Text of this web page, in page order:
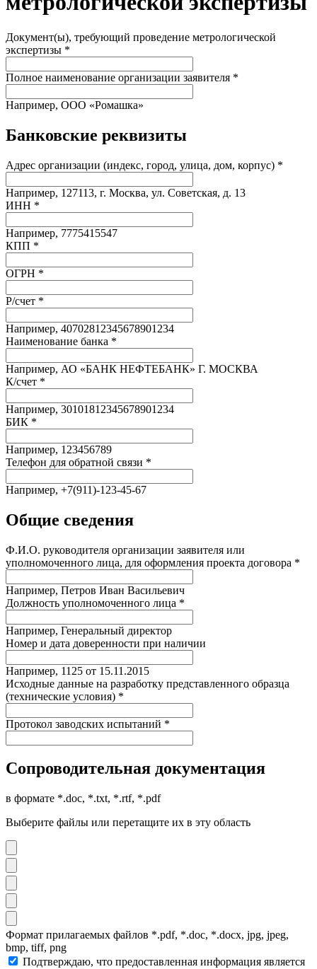
Документ(ы), требующий проведение метрологической
экспертизы *
Полное наименование организации заявителя *
Например, ООО «Ромашка»
Банковские реквизиты
Адрес организации (индекс, город, улица, дом, корпус) *
Например, 127113, г. Москва, ул. Советская, д. 13
ИНН *
Например, 7775415547
КПП *
ОГРН *
Р/счет *
Например, 40702812345678901234
Наименование банка *
Например, АО «БАНК НЕФТЕБАНК» Г. МОСКВА
К/счет *
Например, 30101812345678901234
БИК *
Например, 123456789
Телефон для обратной связи *
Например, +7(911)-123-45-67
Общие сведения
Ф.И.О. руководителя организации заявителя или
уполномоченного лица, для оформления проекта договора *
Например, Петров Иван Васильевич
Должность уполномоченного лица *
Например, Генеральный директор
Номер и дата доверенности при наличии
Например, 1125 от 15.11.2015
Исходные данные на разработку представленного образца
(технические условия) *
Протокол заводских испытаний *
Сопроводительная документация
в формате *.doc, *.txt, *.rtf, *.pdf
Выберите файлы или перетащите их в эту область
Формат прилагаемых файлов *.pdf, *.doc, *.docx, jpg, jpeg,
bmp, tiff, png
Подтверждаю, что предоставленная информация является